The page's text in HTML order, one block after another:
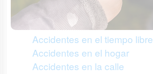
Accidentes en el tiempo libre
Accidentes en el hogar
Accidentes en la calle